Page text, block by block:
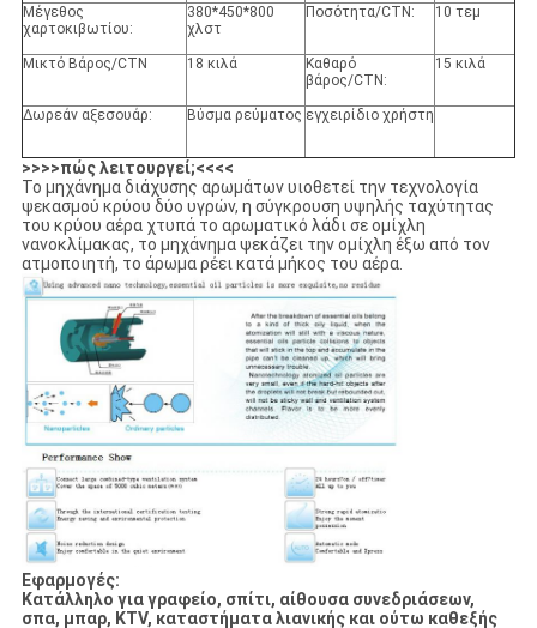
Μέγεθος
χαρτοκιβωτίου:
380*450*800
χλστ
Ποσότητα/CTN: 10 τεμ
Μικτό Βάρος/CTN 18 κιλά
Καθαρό
βάρος/CTN:
15 κιλά
Δωρεάν αξεσουάρ: Βύσμα ρεύματος εγχειρίδιο χρήστη
>>>>πώς λειτουργεί;<<<<
Το μηχάνημα διάχυσης αρωμάτων υιοθετεί την τεχνολογία
ψεκασμού κρύου δύο υγρών, η σύγκρουση υψηλής ταχύτητας
του κρύου αέρα χτυπά το αρωματικό λάδι σε ομίχλη
νανοκλίμακας, το μηχάνημα ψεκάζει την ομίχλη έξω από τον
ατμοποιητή, το άρωμα ρέει κατά μήκος του αέρα.
Εφαρμογές:
Κατάλληλο για γραφείο, σπίτι, αίθουσα συνεδριάσεων,
σπα, μπαρ, KTV, καταστήματα λιανικής και ούτω καθεξής